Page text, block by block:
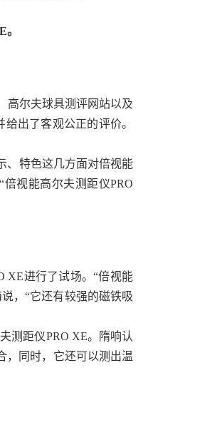
高尔夫球具测评网站以及
出了客观公正的评价。
、特色这几方面对倍视能
视能高尔夫测距仪PRO
XE进行了试场。“倍视能
，“它还有较强的磁铁吸
测距仪PRO XE。隋响认
，同时，它还可以测出温